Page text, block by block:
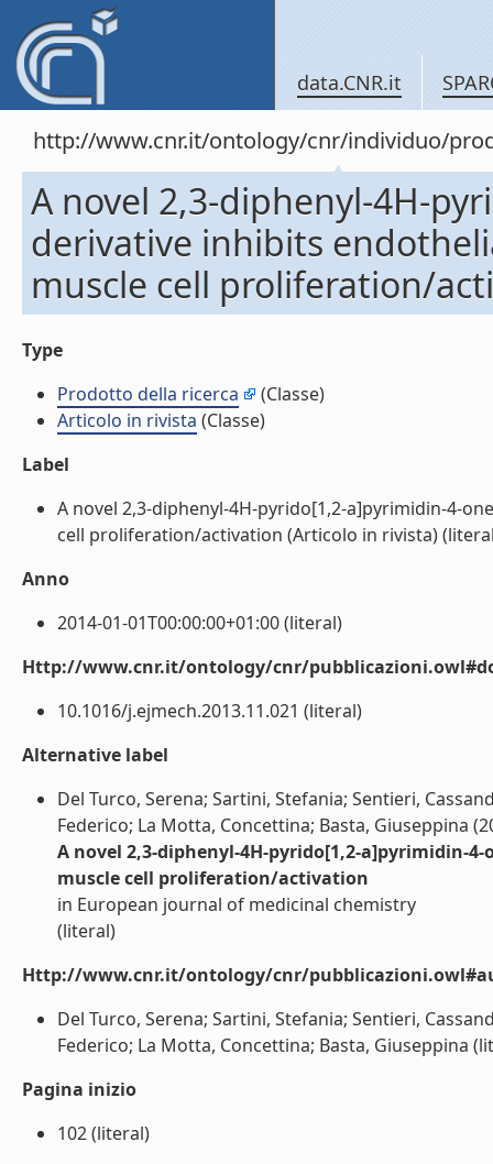
data.CNR.it
http://www.cnr.it/ontology/cnr/individuo/
A novel 2,3-diphenyl-4H-
derivative inhibits
muscle cell proliferation/
Type
Prodotto della ricerca
(Classe)
Articolo in rivista (Classe)
Label
A novel 2,3-diphenyl-4H-pyrido[1,2-a]pyrimidin-4-
cell proliferation/activation (Articolo in rivista)
Anno
2014-01-01T00:00:00+01:00 (literal)
Http://www.cnr.it/ontology/cnr/
10.1016/j.ejmech.2013.11.021 (literal)
Alternative label
Del Turco, Serena; Sartini, Stefania; Sentieri,
Federico; La Motta, Concettina; Basta, Giuseppina
A novel 2,3-diphenyl-4H-pyrido[1,2-a]pyrimidin-
muscle cell proliferation/activation
in European journal of medicinal chemistry
(literal)
Http://www.cnr.it/ontology/cnr/
Del Turco, Serena; Sartini, Stefania; Sentieri,
Federico; La Motta, Concettina; Basta, Giuseppina
Pagina inizio
102 (literal)